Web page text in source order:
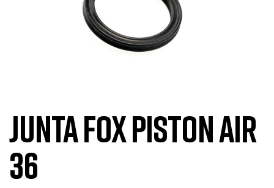
JUNTA FOX PISTON AIR
36